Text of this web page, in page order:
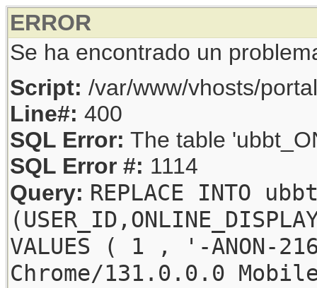
ERROR
Se ha encontrado un
Script: /var/www/vhosts/
Line#: 400
SQL Error: The table
SQL Error #: 1114
Query: REPLACE INTO
VALUES ( 1 , '-
Chrome/131.0.0.0